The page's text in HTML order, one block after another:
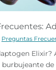
Preguntas
burbujeante